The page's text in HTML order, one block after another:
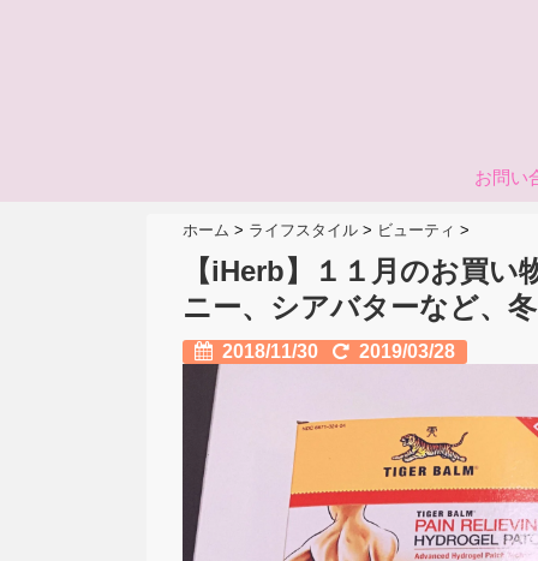
お問い
ホーム > ライフスタイル > ビューティ >
【iHerb】１１月のお買
ニー、シアバターなど、
2018/11/30 2019/03/28